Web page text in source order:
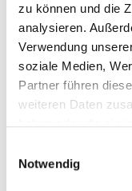
zu können und die
analysieren.
Verwendung
soziale Medien,
Partner führen
weiteren Daten
Notwendig
sehr glücklich
starken
Wachstum auf
konnte.“
– Davide Triscari,
Das